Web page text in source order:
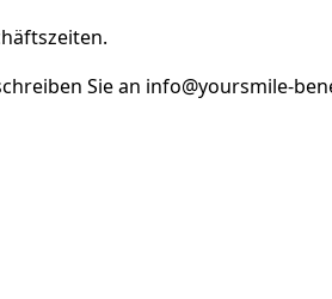
Sie an info@yoursmile-